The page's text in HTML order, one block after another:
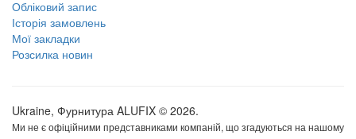
Обліковий запис
Історія замовлень
Мої закладки
Розсилка новин
Ukraine, Фурнитура ALUFIX © 2026.
Ми не є офіційними представниками компаній, що згадуються на нашому